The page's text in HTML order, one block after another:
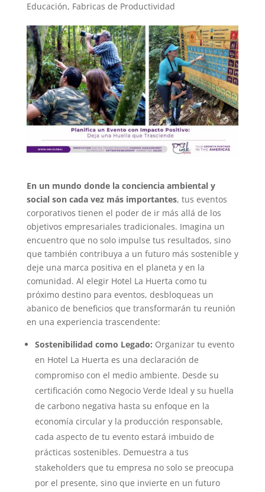
Educación, Fabricas de Productividad
En un mundo donde la conciencia ambiental y
social son cada vez más importantes, tus eventos
corporativos tienen el poder de ir más allá de los
objetivos empresariales tradicionales. Imagina un
encuentro que no solo impulse tus resultados, sino
que también contribuya a un futuro más sostenible y
deje una marca positiva en el planeta y en la
comunidad. Al elegir Hotel La Huerta como tu
próximo destino para eventos, desbloqueas un
abanico de beneficios que transformarán tu reunión
en una experiencia trascendente:
Sostenibilidad como Legado: Organizar tu evento
en Hotel La Huerta es una declaración de
compromiso con el medio ambiente. Desde su
certificación como Negocio Verde Ideal y su huella
de carbono negativa hasta su enfoque en la
economía circular y la producción responsable,
cada aspecto de tu evento estará imbuido de
prácticas sostenibles. Demuestra a tus
stakeholders que tu empresa no solo se preocupa
por el presente, sino que invierte en un futuro